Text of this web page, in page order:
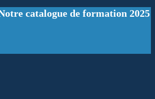
catalogue de formation 2025